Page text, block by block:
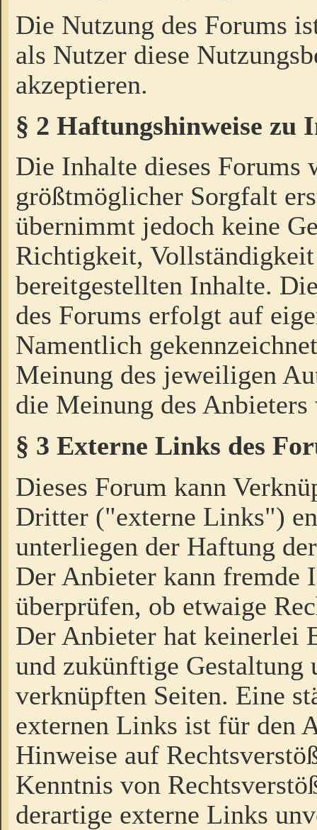
Die Nutzung des Forums
als Nutzer diese
akzeptieren.
§ 2 Haftungshinweise zu
Die Inhalte dieses Forums
größtmöglicher Sorgfalt
übernimmt jedoch keine
Richtigkeit,
bereitgestellten Inhalte.
des Forums erfolgt auf
Namentlich
Meinung des jeweiligen
die Meinung des Anbieters
§ 3 Externe Links des
Dieses Forum kann
Dritter ("externe Links")
unterliegen der Haftung
Der Anbieter kann fremde
überprüfen, ob etwaige
Der Anbieter hat keinerlei
und zukünftige Gestaltung
verknüpften Seiten. Eine
externen Links ist für den
Hinweise auf
Kenntnis von
derartige externe Links